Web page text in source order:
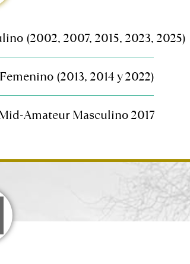
(2002, 2007, 2015, 2023, 2025)
Femenino (2013, 2014 y 2022)
Amateur Masculino 2017